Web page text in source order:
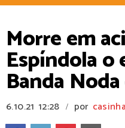
Morre em
Espíndola o
Banda
6.10.21 12:28 / por